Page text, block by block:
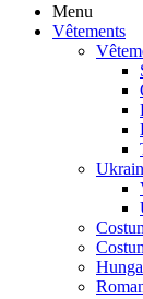
Menu
Vêtements